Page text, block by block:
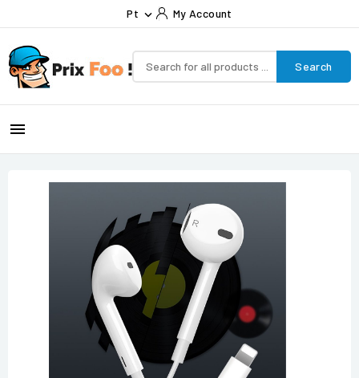
Pt  My Account
Search
